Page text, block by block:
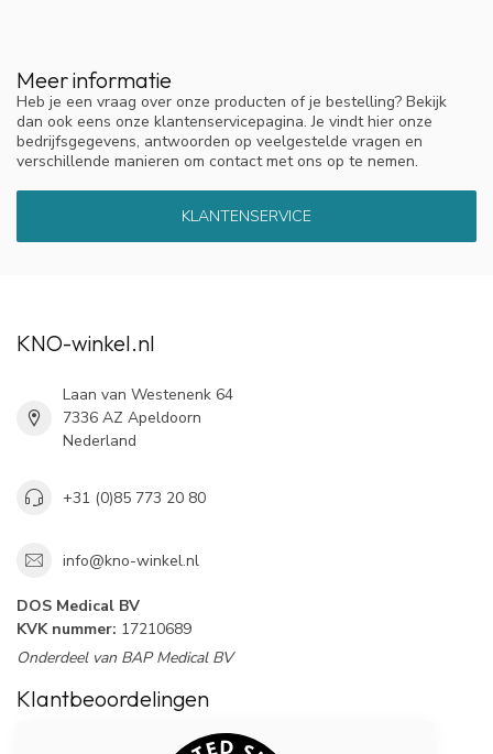
Meer informatie
Heb je een vraag over onze producten of je bestelling? Bekijk
dan ook eens onze klantenservicepagina. Je vindt hier onze
bedrijfsgegevens, antwoorden op veelgestelde vragen en
verschillende manieren om contact met ons op te nemen.
KLANTENSERVICE
KNO-winkel.nl
Laan van Westenenk 64
7336 AZ Apeldoorn
Nederland
+31 (0)85 773 20 80
info@kno-winkel.nl
DOS Medical BV
KVK nummer: 17210689
Onderdeel van BAP Medical BV
Klantbeoordelingen